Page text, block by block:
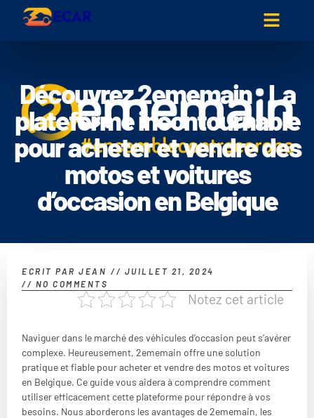
Découvrez 2ememain : La
plateforme incontournable
pour acheter et vendre des
motos et voitures
d’occasion en Belgique
ECRIT PAR JEAN // JUILLET 21, 2024
// NO COMMENTS
Notez cet article
Naviguer dans le marché des véhicules d’occasion peut s’avérer
complexe. Heureusement, 2ememain offre une solution
pratique et fiable pour acheter et vendre des motos et voitures
en Belgique. Ce guide vous aidera à comprendre comment
utiliser efficacement cette plateforme pour répondre à vos
besoins. Nous aborderons les avantages de 2ememain, les